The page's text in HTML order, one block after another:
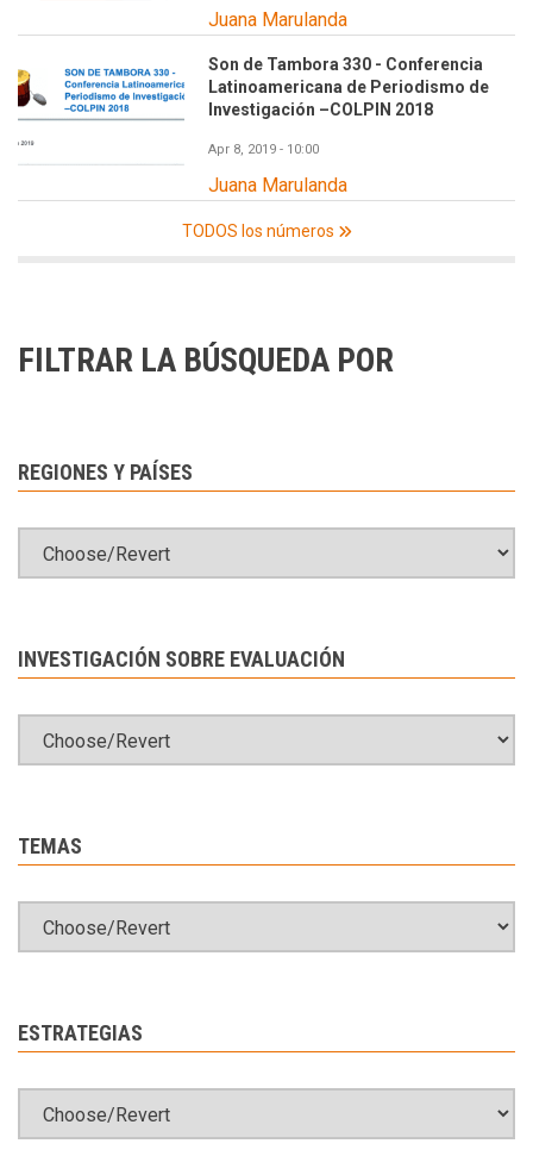
Juana Marulanda
Son de Tambora 330 - Conferencia
Latinoamericana de Periodismo de
Investigación –COLPIN 2018
Apr 8, 2019 - 10:00
Juana Marulanda
TODOS los números
FILTRAR LA BÚSQUEDA POR
REGIONES Y PAÍSES
INVESTIGACIÓN SOBRE EVALUACIÓN
TEMAS
ESTRATEGIAS